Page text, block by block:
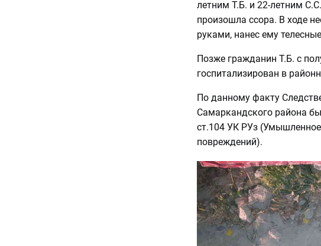
летним Т.Б. и 22-летним
произошла ссора. В ходе
руками, нанес ему
Позже гражданин Т.Б. с
госпитализирован в
По данному факту
Самаркандского района
ст.104 УК РУз
повреждений).